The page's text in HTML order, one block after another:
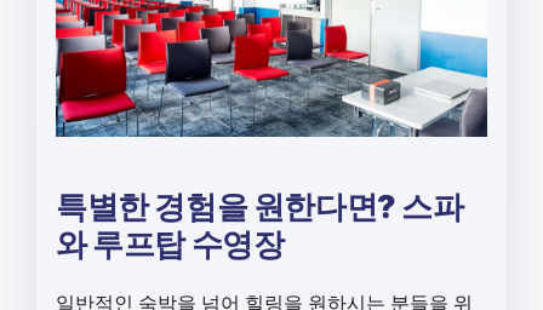
특별한 경험을 원한다면? 스파
와 루프탑 수영장
일반적인 숙박을 넘어 힐링을 원하시는 분들을 위